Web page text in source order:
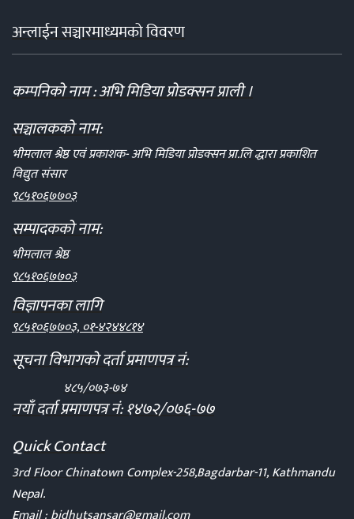
अन्लाईन सञ्चारमाध्यमको विवरण
कम्पनिको नाम : अभि मिडिया प्रोडक्सन प्राली ।
सञ्चालकको नाम:
भीमलाल श्रेष्ठ एवं प्रकाशक- अभि मिडिया प्रोडक्सन प्रा.लि द्धारा प्रकाशित
विद्युत संसार
९८५१०६७७०३
सम्पादकको नाम:
भीमलाल श्रेष्ठ
९८५१०६७७०३
विज्ञापनका लागि
९८५१०६७७०३, ०१-४२४४८१४
सूचना विभागको दर्ता प्रमाणपत्र नं:
४८५/०७३-७४
नयाँ दर्ता प्रमाणपत्र नं: १४७२/०७६-७७
Quick Contact
3rd Floor Chinatown Complex-258,Bagdarbar-11, Kathmandu
Nepal.